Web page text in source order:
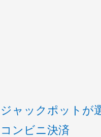
ジャックポットが
コンビニ決済